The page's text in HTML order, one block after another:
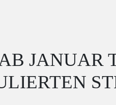
JANUAR